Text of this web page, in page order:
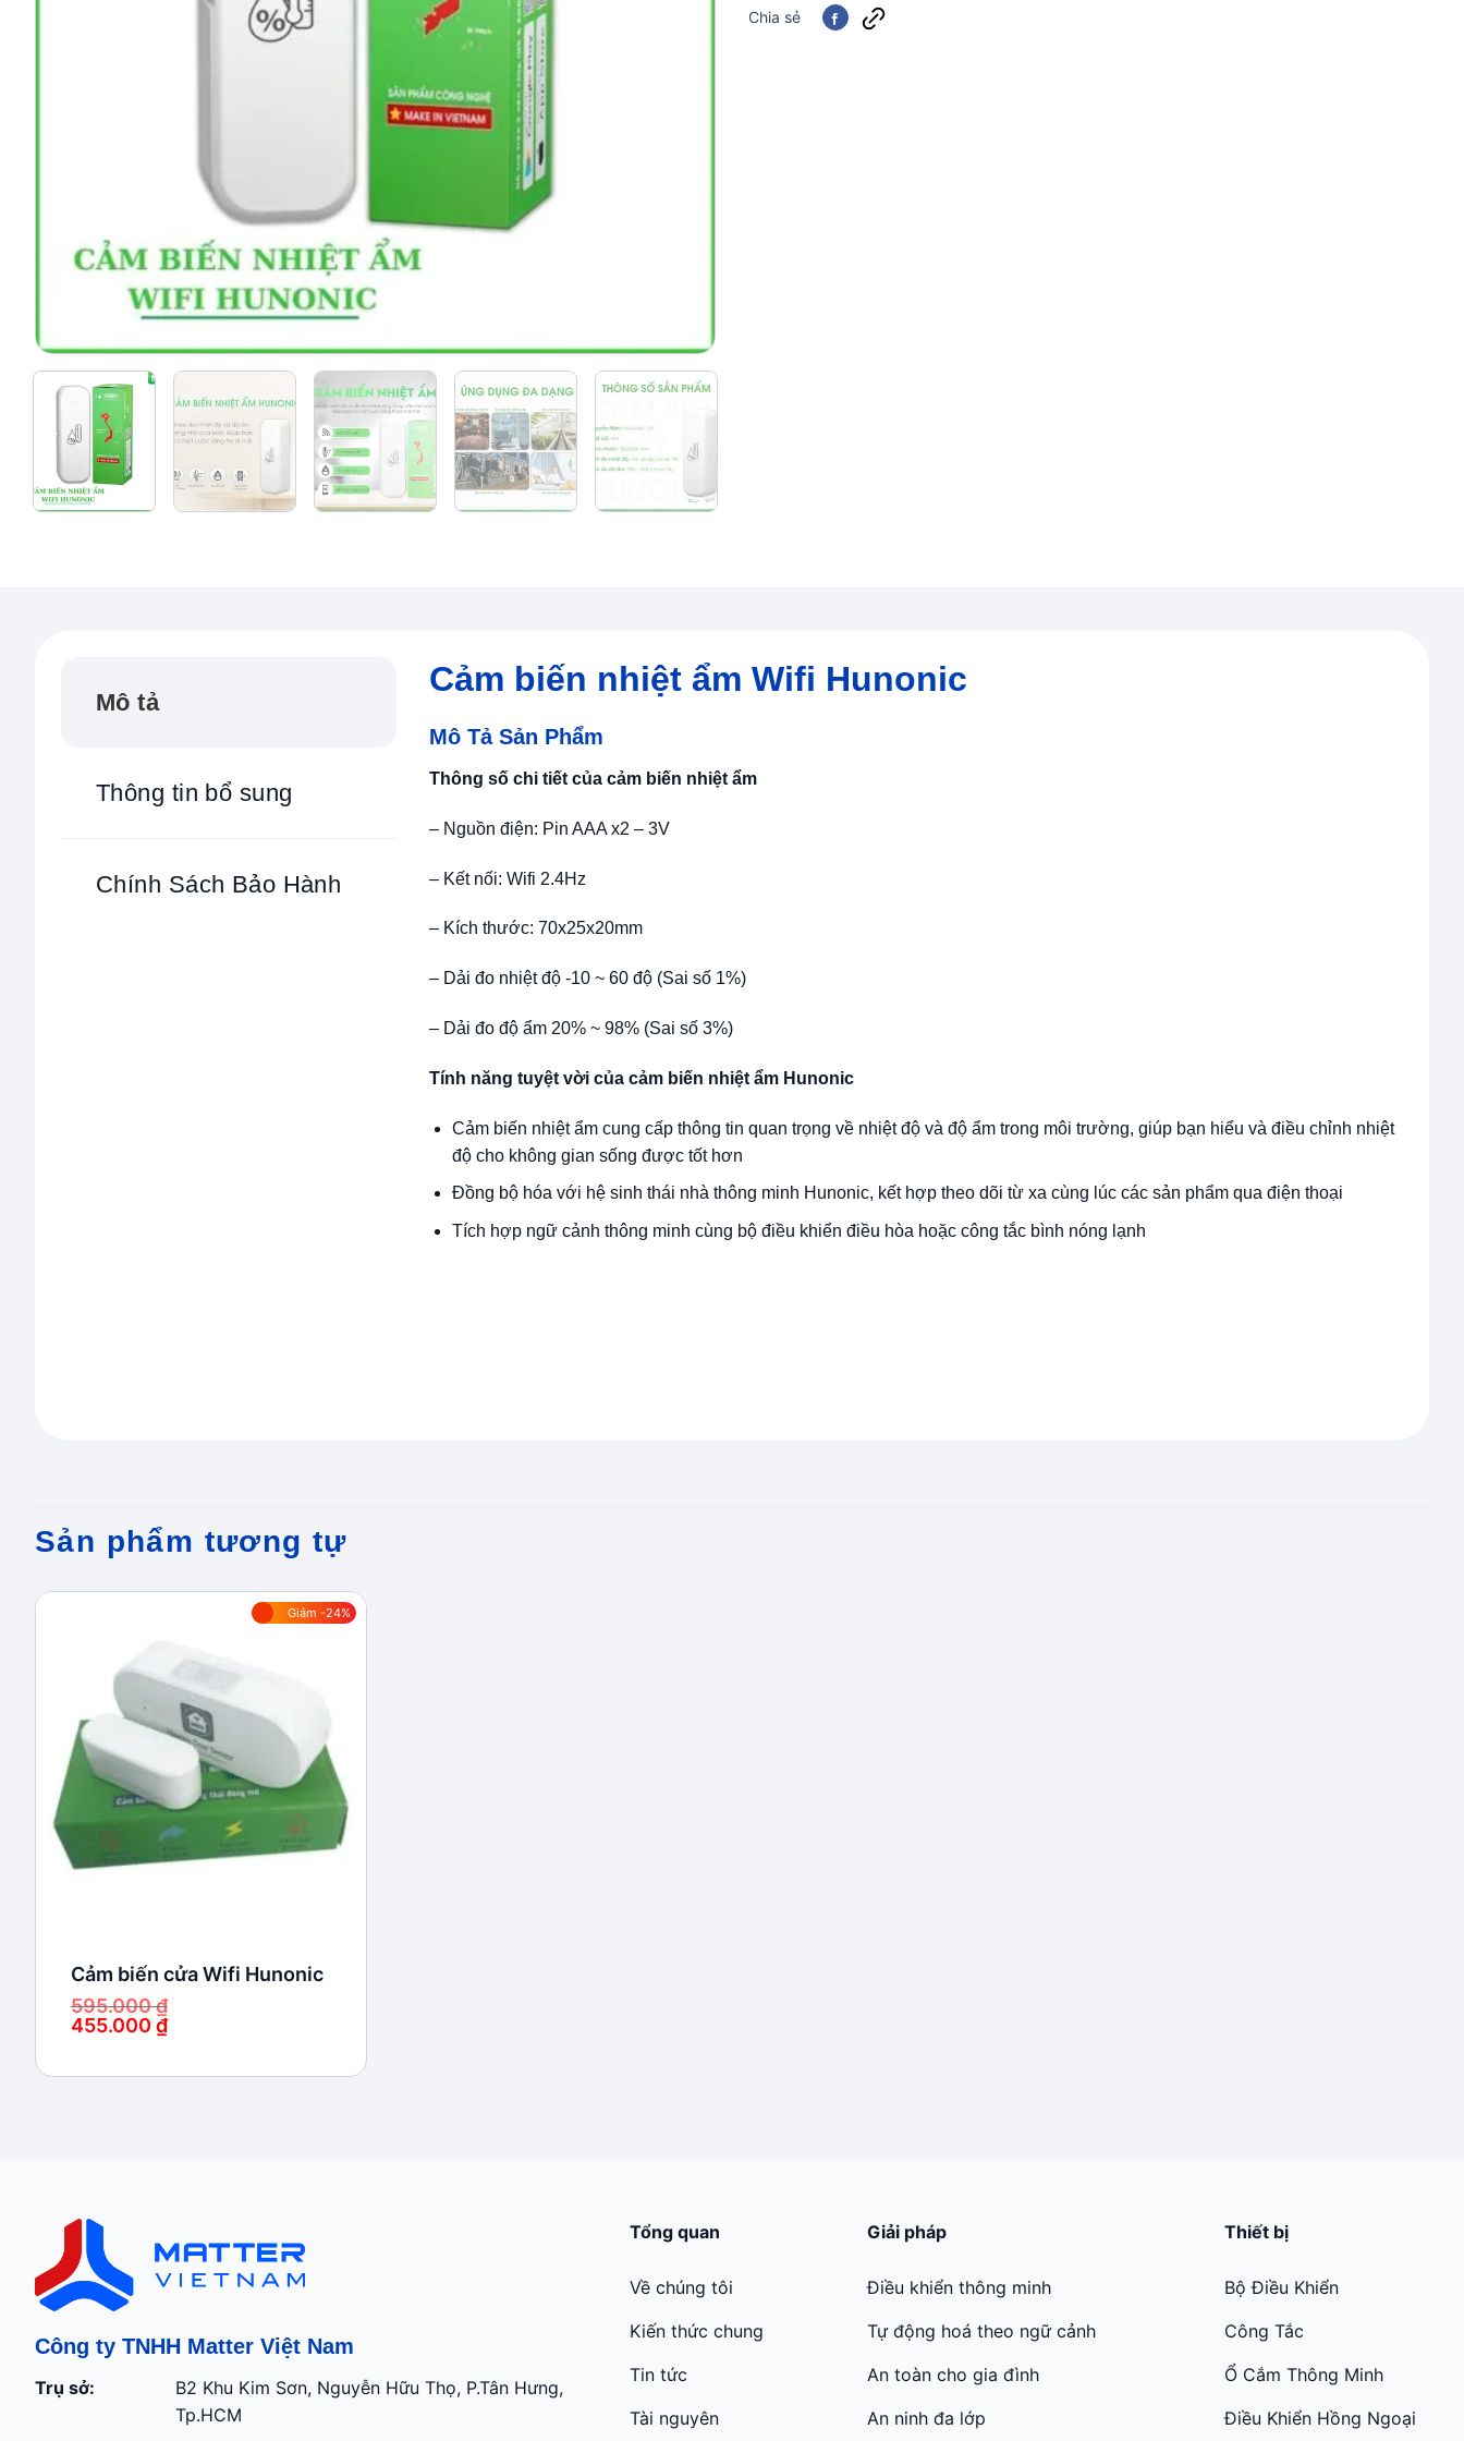
Chia sẻ
Mô tả
Thông tin bổ sung
Chính Sách Bảo Hành
Cảm biến nhiệt ẩm Wifi Hunonic
Mô Tả Sản Phẩm
Thông số chi tiết của cảm biến nhiệt ẩm
– Nguồn điện: Pin AAA x2 – 3V
– Kết nối: Wifi 2.4Hz
– Kích thước: 70x25x20mm
– Dải đo nhiệt độ -10 ~ 60 độ (Sai số 1%)
– Dải đo độ ẩm 20% ~ 98% (Sai số 3%)
Tính năng tuyệt vời của cảm biến nhiệt ẩm Hunonic
Cảm biến nhiệt ẩm cung cấp thông tin quan trọng về nhiệt độ và độ ẩm trong môi trường, giúp bạn hiểu và điều chỉnh nhiệt
độ cho không gian sống được tốt hơn
Đồng bộ hóa với hệ sinh thái nhà thông minh Hunonic, kết hợp theo dõi từ xa cùng lúc các sản phẩm qua điện thoại
Tích hợp ngữ cảnh thông minh cùng bộ điều khiển điều hòa hoặc công tắc bình nóng lạnh
Sản phẩm tương tự
Giảm -24%
Cảm biến cửa Wifi Hunonic
595.000₫
là:
455.000 ₫
tại
Công ty TNHH Matter Việt Nam
Trụ sở:
B2 Khu Kim Sơn, Nguyễn Hữu Thọ, P.Tân Hưng,
Tp.HCM
Tổng quan
Về chúng tôi
Kiến thức chung
Tin tức
Tài nguyên
Giải pháp
Điều khiển thông minh
Tự động hoá theo ngữ cảnh
An toàn cho gia đình
An ninh đa lớp
Thiết bị
Bộ Điều Khiển
Công Tắc
Ổ Cắm Thông Minh
Điều Khiển Hồng Ngoại